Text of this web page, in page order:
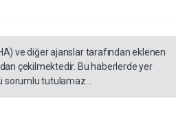
ve diğer ajanslar tarafından eklenen
çekilmektedir. Bu haberlerde yer
tutulamaz...